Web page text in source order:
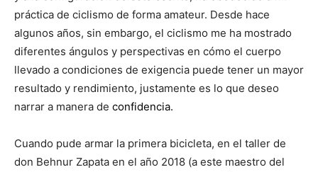
práctica de ciclismo de forma amateur. Desde hace
algunos años, sin embargo, el ciclismo me ha mostrado
diferentes ángulos y perspectivas en cómo el cuerpo
llevado a condiciones de exigencia puede tener un mayor
resultado y rendimiento, justamente es lo que deseo
narrar a manera de confidencia.
Cuando pude armar la primera bicicleta, en el taller de
don Behnur Zapata en el año 2018 (a este maestro del